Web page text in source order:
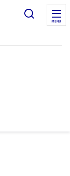
Ouvrir
MENU